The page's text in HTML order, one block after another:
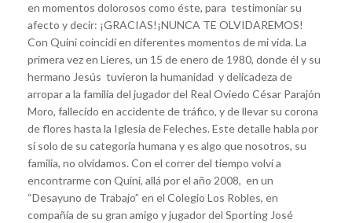
en momentos dolorosos como éste, para testimoniar su
afecto y decir: ¡GRACIAS!¡NUNCA TE OLVIDAREMOS!
Con Quini coincidí en diferentes momentos de mi vida. La
primera vez en Lieres, un 15 de enero de 1980, donde él y su
hermano Jesús tuvieron la humanidad y delicadeza de
arropar a la familia del jugador del Real Oviedo César Parajón
Moro, fallecido en accidente de tráfico, y de llevar su corona
de flores hasta la Iglesia de Feleches. Este detalle habla por
sí solo de su categoría humana y es algo que nosotros, su
familia, no olvidamos. Con el correr del tiempo volví a
encontrarme con Quini, allá por el año 2008, en un
“Desayuno de Trabajo” en el Colegio Los Robles, en
compañía de su gran amigo y jugador del Sporting José